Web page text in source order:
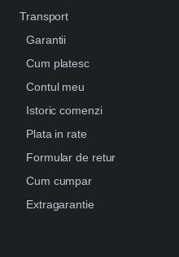
Transport
Garantii
Cum platesc
Contul meu
Istoric comenzi
Plata in rate
Formular de retur
Cum cumpar
Extragarantie